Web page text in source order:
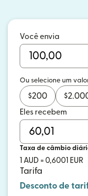
Você envia
Ou selecione um
$200 $
Eles recebem
Taxa de câmbio
1 AUD = 0,6001 EUR
Tarifa
Desconto de